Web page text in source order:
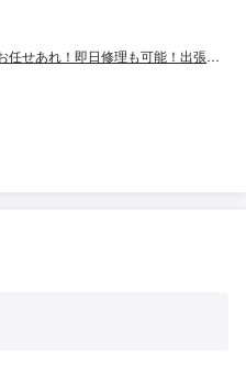
山陰地方のエアコン・室外機の修理はお任せあれ！即日修理も可能！出張費無料！